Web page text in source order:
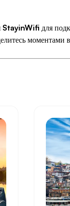
StayinWifi для